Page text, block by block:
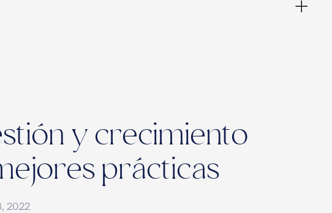
y crecimiento
prácticas
2022